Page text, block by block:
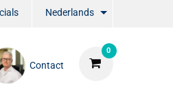
Nederlands
0
Contact